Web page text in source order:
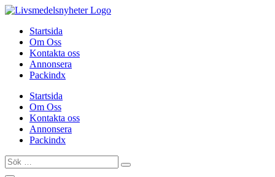
Hoppa
innehållStartsida
Om Oss
Kontakta oss
Annonsera
Packindx
Startsida
Om Oss
Kontakta oss
Annonsera
Packindx
Sök
…